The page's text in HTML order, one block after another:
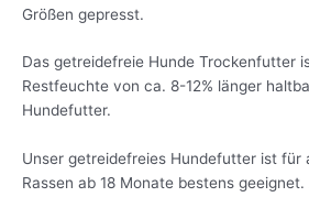
Größen gepresst.
Das getreidefreie Hunde Trockenfutter
Restfeuchte von ca. 8-12% länger
Hundefutter.
Unser getreidefreies Hundefutter ist für
Rassen ab 18 Monate bestens